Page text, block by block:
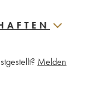
Melden